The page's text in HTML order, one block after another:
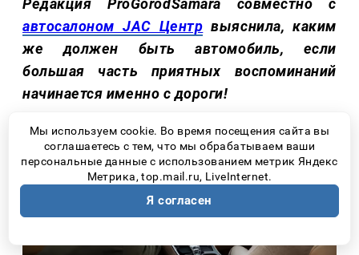
Редакция ProGorodSamara совместно с
автосалоном JAC Центр выяснила, каким
же должен быть автомобиль, если
большая часть приятных воспоминаний
начинается именно с дороги!
Мы используем cookie. Во время посещения сайта вы
соглашаетесь с тем, что мы обрабатываем ваши
персональные данные с использованием метрик Яндекс
Метрика, top.mail.ru, LiveInternet.
Я согласен